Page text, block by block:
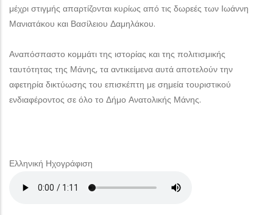
μέχρι στιγμής απαρτίζονται κυρίως από τις δωρεές των Ιωάννη
Μανιατάκου και Βασίλειου Δαμηλάκου.
Αναπόσπαστο κομμάτι της ιστορίας και της πολιτισμικής
ταυτότητας της Μάνης, τα αντικείμενα αυτά αποτελούν την
αφετηρία δικτύωσης του επισκέπτη με σημεία τουριστικού
ενδιαφέροντος σε όλο το Δήμο Ανατολικής Μάνης.
Ελληνική Ηχογράφιση